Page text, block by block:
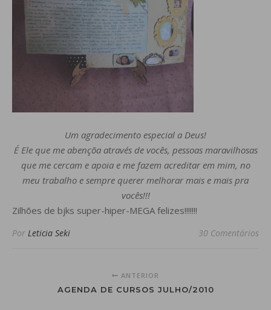
Um agradecimento especial a Deus!
É Ele que me abençõa através de vocês, pessoas maravilhosas
que me cercam e apoia e me fazem acreditar em mim, no
meu trabalho e sempre querer melhorar mais e mais pra
vocês!!!
Zilhões de bjks super-hiper-MEGA felizes!!!!!!!
Por Leticia Seki 30 Comentários
ANTERIOR
AGENDA DE CURSOS JULHO/2010